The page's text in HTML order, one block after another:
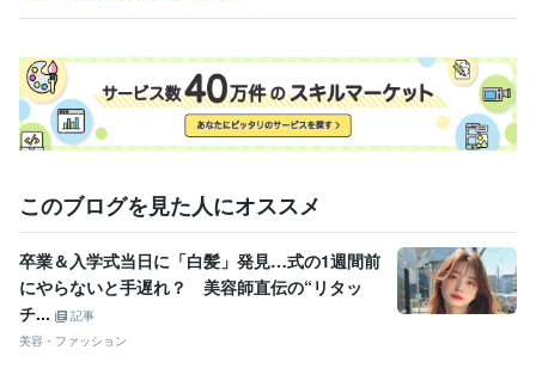
フラワーデザイナー インテリア装飾
このブログを見た人にオススメ
卒業＆入学式当日に「白髪」発見…式の1週間前
にやらないと手遅れ？ 美容師直伝の“リタッ
チ...
記事
美容・ファッション